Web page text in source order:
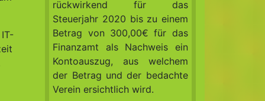
rückwirkend für das
Steuerjahr 2020 bis zu einem
Betrag von 300,00€ für das
Finanzamt als Nachweis ein
Kontoauszug, aus welchem
der Betrag und der bedachte
Verein ersichtlich wird.